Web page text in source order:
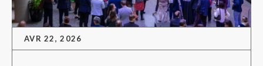
AVR 22, 2026